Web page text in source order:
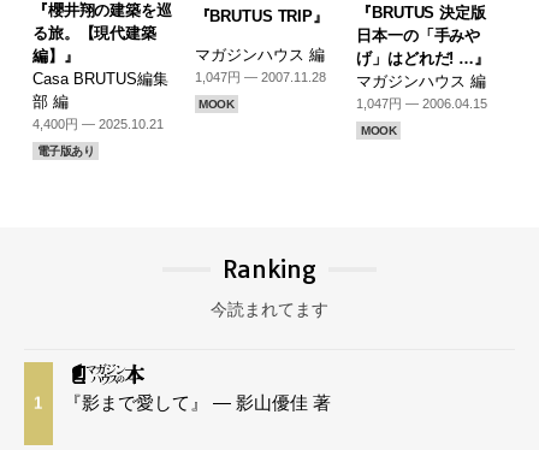
『櫻井翔の建築を巡
る旅。【現代建築
編】』
Casa BRUTUS編集
部 編
4,400円 — 2025.10.21
電子版あり
『BRUTUS TRIP』
マガジンハウス 編
1,047円 — 2007.11.28
MOOK
『BRUTUS 決定版
日本一の「手みや
げ」はどれだ! …』
マガジンハウス 編
1,047円 — 2006.04.15
MOOK
Ranking
今読まれてます
1 『影まで愛して』 — 影山優佳 著